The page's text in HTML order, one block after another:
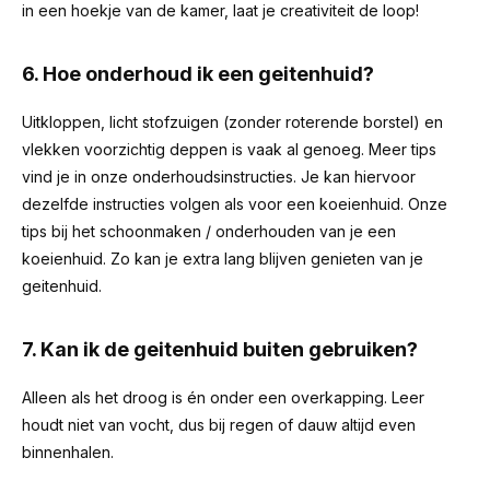
in een hoekje van de kamer, laat je creativiteit de loop!
6. Hoe onderhoud ik een geitenhuid?
Uitkloppen, licht stofzuigen (zonder roterende borstel) en
vlekken voorzichtig deppen is vaak al genoeg. Meer tips
vind je in onze onderhoudsinstructies. Je kan hiervoor
dezelfde instructies volgen als voor een koeienhuid. Onze
tips bij het schoonmaken / onderhouden van je een
koeienhuid. Zo kan je extra lang blijven genieten van je
geitenhuid.
7. Kan ik de geitenhuid buiten gebruiken?
Alleen als het droog is én onder een overkapping. Leer
houdt niet van vocht, dus bij regen of dauw altijd even
binnenhalen.